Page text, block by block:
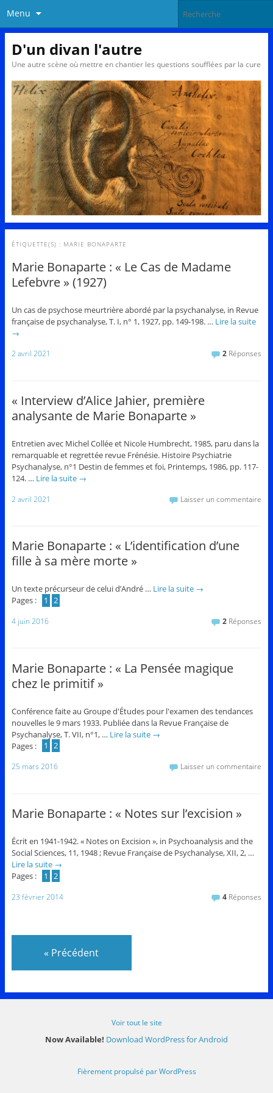
Menu
D'un divan l'autre
Une autre scène où mettre en chantier les questions soufflées par la cure
ÉTIQUETTE(S) : MARIE BONAPARTE
Marie Bonaparte : « Le Cas de Madame
Lefebvre » (1927)
Un cas de psychose meurtrière abordé par la psychanalyse, in Revue
française de psychanalyse, T. I, n° 1, 1927, pp. 149-198. … Lire la suite
→
2 avril 2021 2 Réponses
« Interview d’Alice Jahier, première
analysante de Marie Bonaparte »
Entretien avec Michel Collée et Nicole Humbrecht, 1985, paru dans la
remarquable et regrettée revue Frénésie. Histoire Psychiatrie
Psychanalyse, n°1 Destin de femmes et foi, Printemps, 1986, pp. 117-
124. … Lire la suite →
2 avril 2021 Laisser un commentaire
Marie Bonaparte : « L’identification d’une
fille à sa mère morte »
Un texte précurseur de celui d’André … Lire la suite →
Pages :
1 2
4 juin 2016 2 Réponses
Marie Bonaparte : « La Pensée magique
chez le primitif »
Conférence faite au Groupe d'Études pour l'examen des tendances
nouvelles le 9 mars 1933. Publiée dans la Revue Française de
Psychanalyse, T. VII, n°1, … Lire la suite →
Pages :
1 2
25 mars 2016 Laisser un commentaire
Marie Bonaparte : « Notes sur l’excision »
Écrit en 1941-1942. « Notes on Excision », in Psychoanalysis and the
Social Sciences, 11, 1948 ; Revue Française de Psychanalyse, XII, 2, …
Lire la suite →
Pages :
1 2
23 février 2014 4 Réponses
« Précédent
Voir tout le site
Now Available! Download WordPress for Android
Fièrement propulsé par WordPress